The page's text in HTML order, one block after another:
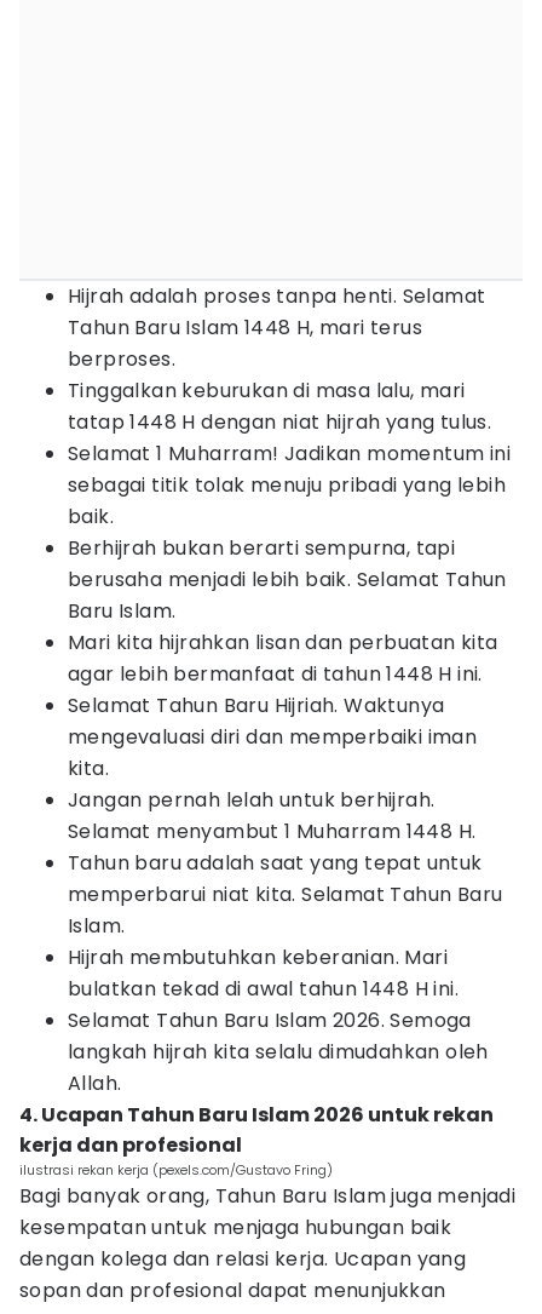
Hijrah adalah proses tanpa henti. Selamat
Tahun Baru Islam 1448 H, mari terus
berproses.
Tinggalkan keburukan di masa lalu, mari
tatap 1448 H dengan niat hijrah yang tulus.
Selamat 1 Muharram! Jadikan momentum ini
sebagai titik tolak menuju pribadi yang lebih
baik.
Berhijrah bukan berarti sempurna, tapi
berusaha menjadi lebih baik. Selamat Tahun
Baru Islam.
Mari kita hijrahkan lisan dan perbuatan kita
agar lebih bermanfaat di tahun 1448 H ini.
Selamat Tahun Baru Hijriah. Waktunya
mengevaluasi diri dan memperbaiki iman
kita.
Jangan pernah lelah untuk berhijrah.
Selamat menyambut 1 Muharram 1448 H.
Tahun baru adalah saat yang tepat untuk
memperbarui niat kita. Selamat Tahun Baru
Islam.
Hijrah membutuhkan keberanian. Mari
bulatkan tekad di awal tahun 1448 H ini.
Selamat Tahun Baru Islam 2026. Semoga
langkah hijrah kita selalu dimudahkan oleh
Allah.
4. Ucapan Tahun Baru Islam 2026 untuk rekan
kerja dan profesional
ilustrasi rekan kerja (pexels.com/Gustavo Fring)
Bagi banyak orang, Tahun Baru Islam juga menjadi
kesempatan untuk menjaga hubungan baik
dengan kolega dan relasi kerja. Ucapan yang
sopan dan profesional dapat menunjukkan